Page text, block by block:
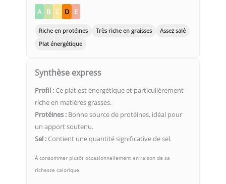
A B C D E
Riche en protéines Très riche en graisses
Assez salé
Plat énergétique
Synthèse express
Profil : Ce plat est énergétique et particulièrement
riche en matières grasses.
Protéines : Bonne source de protéines, idéal pour
un apport soutenu.
Sel : Contient une quantité significative de sel.
À consommer plutôt occasionnellement en raison de sa
richesse calorique.